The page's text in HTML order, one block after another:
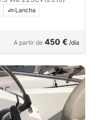
Lancha
A partir de 450 € /día